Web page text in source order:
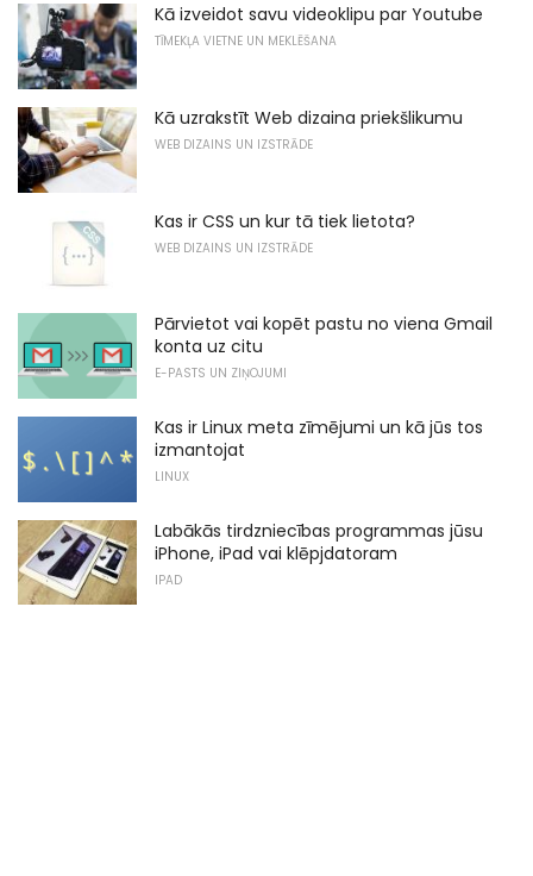
Kā izveidot savu videoklipu par Youtube
TĪMEKĻA VIETNE UN MEKLĒŠANA
Kā uzrakstīt Web dizaina priekšlikumu
WEB DIZAINS UN IZSTRĀDE
Kas ir CSS un kur tā tiek lietota?
WEB DIZAINS UN IZSTRĀDE
Pārvietot vai kopēt pastu no viena Gmail
konta uz citu
E-PASTS UN ZIŅOJUMI
Kas ir Linux meta zīmējumi un kā jūs tos
izmantojat
LINUX
Labākās tirdzniecības programmas jūsu
iPhone, iPad vai klēpjdatoram
IPAD